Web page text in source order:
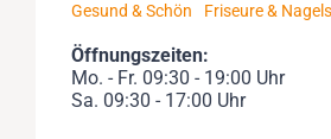
Gesund & Schön Friseure &
Öffnungszeiten:
Mo. - Fr. 09:30 - 19:00 Uhr
Sa. 09:30 - 17:00 Uhr